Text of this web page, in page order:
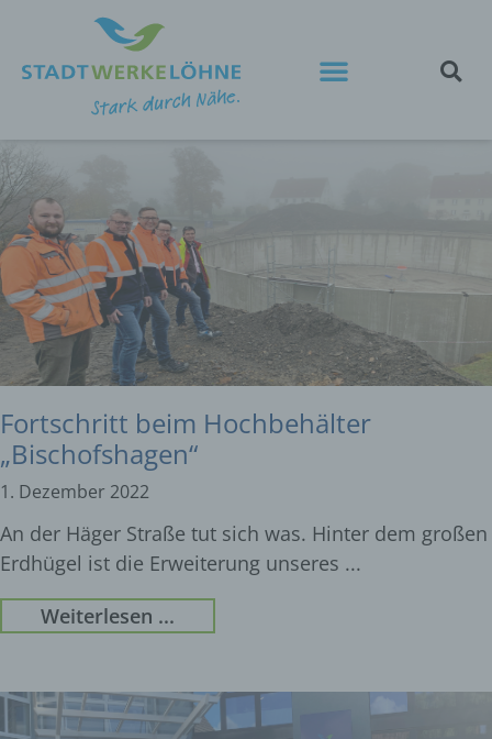
Fortschritt beim Hochbehälter
„Bischofshagen“
1. Dezember 2022
An der Häger Straße tut sich was. Hinter dem großen
Erdhügel ist die Erweiterung unseres
Weiterlesen ...